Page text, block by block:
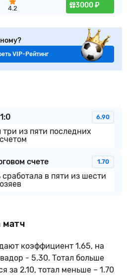
4.2 3000 ₽
VIP-Рейтинг
6.90
из пяти последних
счете 1.70
в пяти из шести
матч
коэффициент 1.65, на
- 5.30. Тотал больше
за 2.10, тотал меньше – 1.70